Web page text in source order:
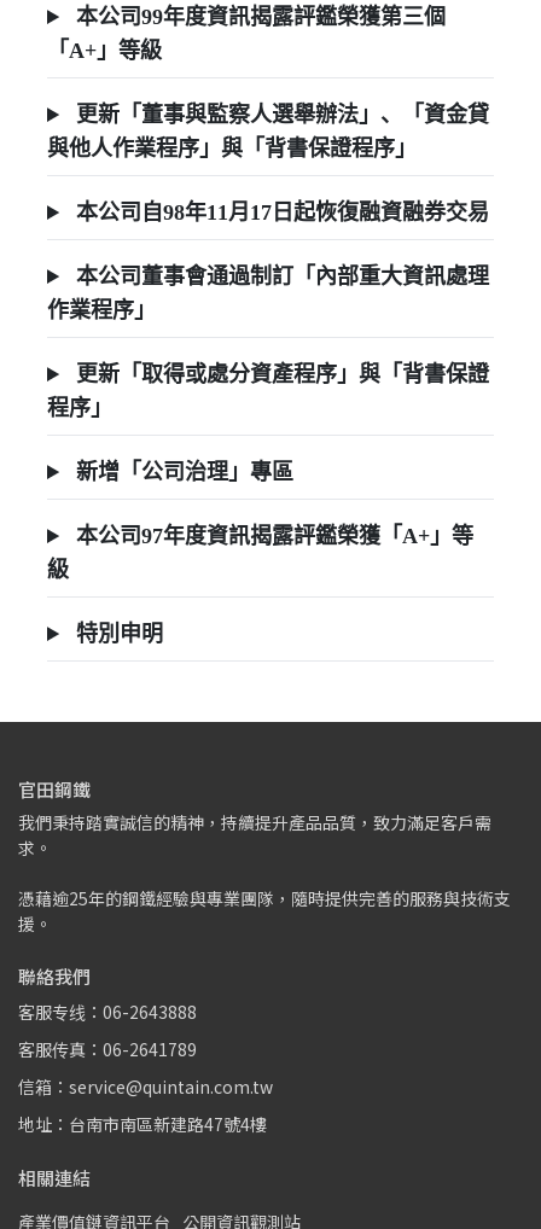
本公司99年度資訊揭露評鑑榮獲第三個
「A+」等級
更新「董事與監察人選舉辦法」、「資金貸
與他人作業程序」與「背書保證程序」
本公司自98年11月17日起恢復融資融券交易
本公司董事會通過制訂「內部重大資訊處理
作業程序」
更新「取得或處分資產程序」與「背書保證
程序」
新增「公司治理」專區
本公司97年度資訊揭露評鑑榮獲「A+」等
級
特別申明
官田鋼鐵
我們秉持踏實誠信的精神，持續提升產品品質，致力滿足客戶需
求。
憑藉逾25年的鋼鐵經驗與專業團隊，隨時提供完善的服務與技術支
援。
聯絡我們
客服专线：06-2643888
客服传真：06-2641789
信箱：service@quintain.com.tw
地址：台南市南區新建路47號4樓
相關連結
產業價值鏈資訊平台 公開資訊觀測站